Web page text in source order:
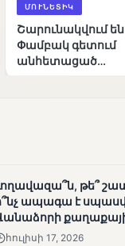
ՄՈՒՆԵՏԻԿ
Շարունակվում են
Փամբակ գետում
անհետացած
ՄՈՒՆԵՏԻԿ
Մատչելի
թե՞
ապագա է
հուլիսի 17, 2026